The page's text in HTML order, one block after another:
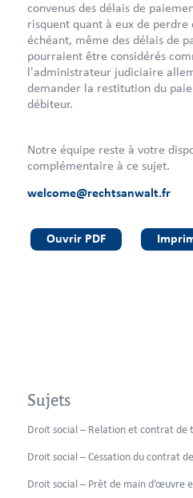
convenus des délais de
risquent quant à eux de perdre
échéant, même des délais de
pourraient être considérés
l'administrateur judiciaire
demander la restitution du
débiteur.
Notre équipe reste à votre
complémentaire à ce sujet.
welcome@rechtsanwalt.fr
Ouvrir PDF
Sujets
Droit social – Relation et contrat de
Droit social – Cessation du contrat
Droit social – Prêt de main d’œuvre